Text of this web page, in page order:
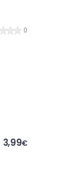
0
3,99€